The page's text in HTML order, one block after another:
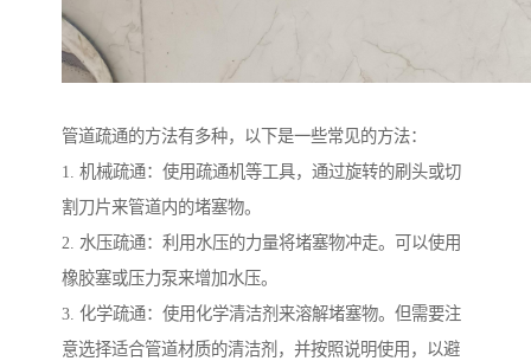
管道疏通的方法有多种，以下是一些常见的方法：
1. 机械疏通：使用疏通机等工具，通过旋转的刷头或切
割刀片来管道内的堵塞物。
2. 水压疏通：利用水压的力量将堵塞物冲走。可以使用
橡胶塞或压力泵来增加水压。
3. 化学疏通：使用化学清洁剂来溶解堵塞物。但需要注
意选择适合管道材质的清洁剂，并按照说明使用，以避